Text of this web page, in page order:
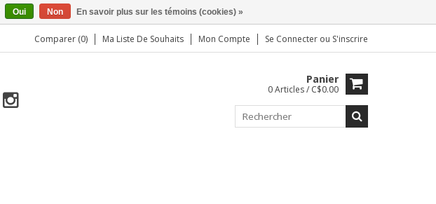
Comparer (0) Ma Liste De Souhaits Mon Compte Se Connecter ou S'inscrire
Panier
0 Articles / C$0.00
Oui Non En savoir plus sur les témoins (cookies) »